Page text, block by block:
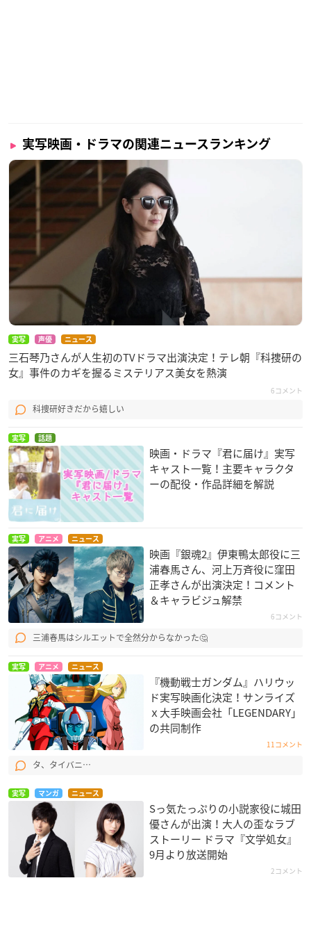
実写映画・ドラマの関連ニュースランキング
実写 声優 ニュース
三石琴乃さんが人生初のTVドラマ出演決定！テレ朝『科捜研の
女』事件のカギを握るミステリアス美女を熱演
6コメント
科捜研好きだから嬉しい
実写 話題
映画・ドラマ『君に届け』実写
キャスト一覧！主要キャラクタ
ーの配役・作品詳細を解説
実写 アニメ ニュース
映画『銀魂2』伊東鴨太郎役に三
浦春馬さん、河上万斉役に窪田
正孝さんが出演決定！コメント
＆キャラビジュ解禁
6コメント
三浦春馬はシルエットで全然分からなかった🤔
実写 アニメ ニュース
『機動戦士ガンダム』ハリウッ
ド実写映画化決定！サンライズ
ｘ大手映画会社​「LEGENDARY​​」
の共同制作
11コメント
タ、タイバニ…
実写 マンガ ニュース
Sっ気たっぷりの小説家役に城田
優さんが出演！大人の歪なラブ
ストーリー ドラマ『文学処女』
9月より放送開始
2コメント